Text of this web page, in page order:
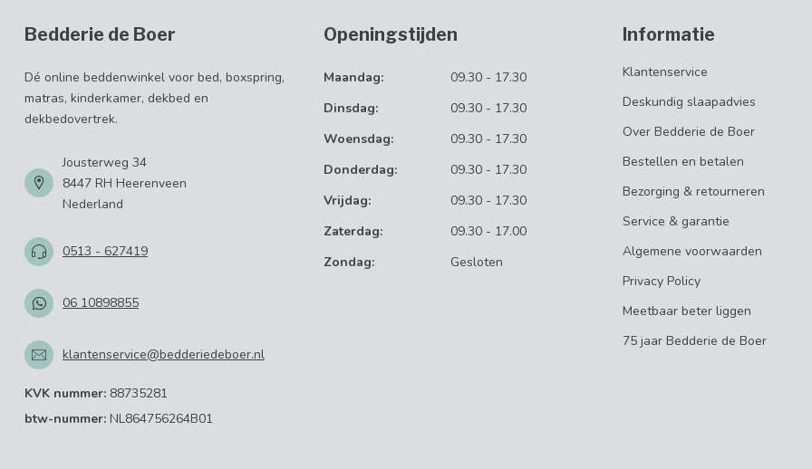
Bedderie de Boer
Dé online beddenwinkel voor bed, boxspring,
matras, kinderkamer, dekbed en
dekbedovertrek.
Jousterweg 34
8447 RH Heerenveen
Nederland
0513 - 627419
06 10898855
klantenservice@bedderiedeboer.nl
KVK nummer: 88735281
btw-nummer: NL864756264B01
Openingstijden
Maandag:
09.30 - 17.30
Dinsdag:
09.30 - 17.30
Woensdag:
09.30 - 17.30
Donderdag:
09.30 - 17.30
Vrijdag:
09.30 - 17.30
Zaterdag:
09.30 - 17.00
Zondag:
Gesloten
Informatie
Klantenservice
Deskundig slaapadvies
Over Bedderie de Boer
Bestellen en betalen
Bezorging & retourneren
Service & garantie
Algemene voorwaarden
Privacy Policy
Meetbaar beter liggen
75 jaar Bedderie de Boer